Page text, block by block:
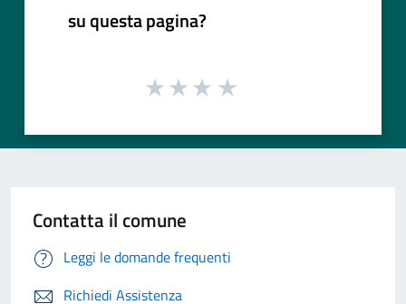
su questa pagina?
Contatta il comune
Leggi le domande frequenti
Richiedi Assistenza